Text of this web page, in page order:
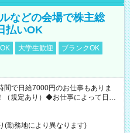
などの会場で株主総
払いOK
大学生歓迎
ブランクOK
で日給7000円のお仕事もありま
規定あり）◆お仕事によって日給
(勤務地により異なります)